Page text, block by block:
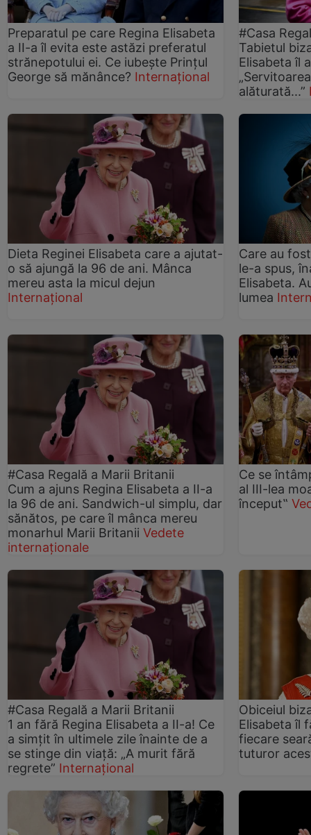
Preparatul pe care Regina Elisabeta
a II-a îl evita este astăzi preferatul
strănepotului ei. Ce iubește Prințul
George să mănânce? Internațional
#Casa
Tabietul
Elisabeta îl
alăturată...”
Dieta Reginei Elisabeta care a ajutat-
o să ajungă la 96 de ani. Mânca
mereu asta la micul dejun
Internațional
Care au
le-a spus,
Elisabeta.
lumea
#Casa Regală a Marii Britanii
Cum a ajuns Regina Elisabeta a II-a
la 96 de ani. Sandwich-ul simplu, dar
sănătos, pe care îl mânca mereu
monarhul Marii Britanii Vedete
internaționale
Ce se
al III-lea
început‟
#Casa Regală a Marii Britanii
1 an fără Regina Elisabeta a II-a! Ce
a simțit în ultimele zile înainte de a
se stinge din viață: „A murit fără
regrete” Internațional
Obiceiul
Elisabeta îl
fiecare
tuturor